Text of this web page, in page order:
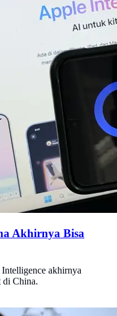
Akhirnya Bisa
akhirnya
di China.